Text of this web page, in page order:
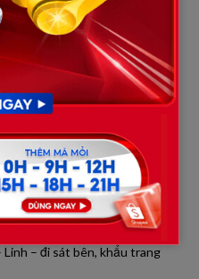
tôi không để con gái biết.
cũng hoảng sợ.
dứt khoát:
sống là còn hi vọng. Mẹ
gật đầu.
Bệnh viện K. Lần đầu tôi
ngột ngạt và đầy âm thanh
như đang cố nắm lấy một
Linh – đi sát bên, khẩu trang